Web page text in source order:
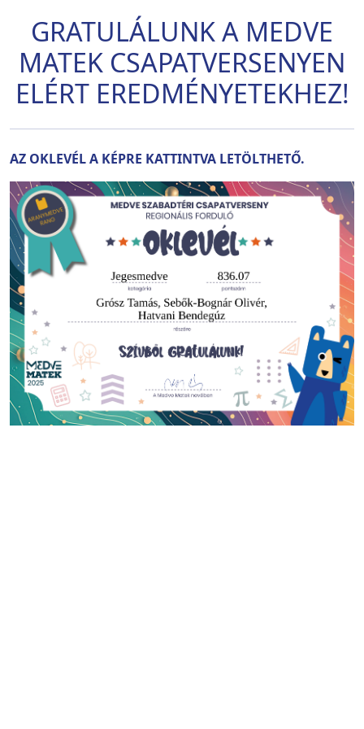
GRATULÁLUNK A MEDVE
MATEK CSAPATVERSENYEN
ELÉRT EREDMÉNYETEKHEZ!
AZ OKLEVÉL A KÉPRE KATTINTVA LETÖLTHETŐ.